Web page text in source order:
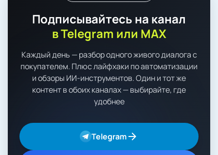
Подписывайтесь на канал
в Telegram или MAX
Каждый день — разбор одного живого диалога с
покупателем. Плюс лайфхаки по автоматизации
и обзоры ИИ-инструментов. Один и тот же
контент в обоих каналах — выбирайте, где
удобнее
Telegramarrow_forward